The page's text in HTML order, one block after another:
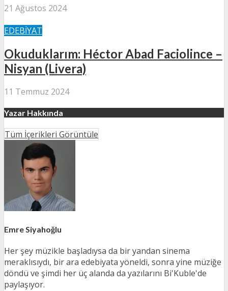
21 Ağustos 2024
EDEBIYAT
Okuduklarım: Héctor Abad Faciolince –
Nisyan (Livera)
11 Temmuz 2024
Yazar Hakkında
Tüm İçerikleri Görüntüle
Emre Siyahoğlu
Her şey müzikle başladıysa da bir yandan sinema
meraklısıydı, bir ara edebiyata yöneldi, sonra yine müziğe
döndü ve şimdi her üç alanda da yazılarını Bi'Kuble'de
paylaşıyor.